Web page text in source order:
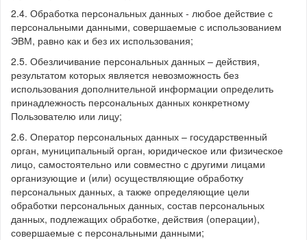
2.4. Обработка персональных данных - любое действие с
персональными данными, совершаемые с использованием
ЭВМ, равно как и без их использования;
2.5. Обезличивание персональных данных – действия,
результатом которых является невозможность без
использования дополнительной информации определить
принадлежность персональных данных конкретному
Пользователю или лицу;
2.6. Оператор персональных данных – государственный
орган, муниципальный орган, юридическое или физическое
лицо, самостоятельно или совместно с другими лицами
организующие и (или) осуществляющие обработку
персональных данных, а также определяющие цели
обработки персональных данных, состав персональных
данных, подлежащих обработке, действия (операции),
совершаемые с персональными данными;